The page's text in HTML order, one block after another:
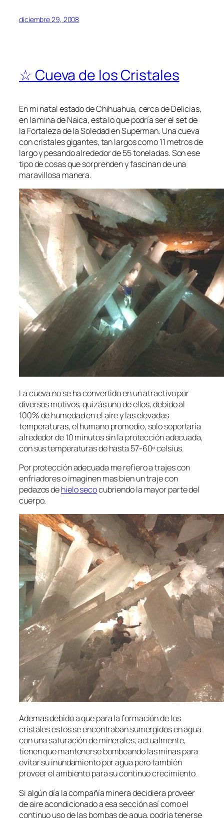
diciembre 29, 2008
☆ Cueva de los Cristales
En mi natal estado de Chihuahua, cerca de Delicias,
en la mina de Naica, esta lo que podría ser el set de
la Fortaleza de la Soledad en Superman. Una cueva
con cristales gigantes, tan largos como 11 metros de
largo y pesando alrededor de 55 toneladas. Son ese
tipo de cosas que sorprenden y fascinan de una
maravillosa manera.
La cueva no se ha convertido en un atractivo por
diversos motivos, quizás uno de ellos, debido al
100% de humedad en el aire y las elevadas
temperaturas, el humano promedio, solo soportaría
alrededor de 10 minutos sin la protección adecuada,
con sus temperaturas de hasta 57-60º celsius.
Por protección adecuada me refiero a trajes con
enfriadores o imaginen mas bien un traje con
pedazos dehielo secocubriendo la mayor parte del
cuerpo.
Ademas debido a que para la formación de los
cristales estos se encontraban sumergidos en agua
con una saturación de minerales, actualmente,
tienen que mantenerse bombeando las minas para
evitar su inundamiento por agua pero también
proveer el ambiento para su continuo crecimiento.
Si algún día la compañía minera decidiera proveer
de aire acondicionado a esa sección así como el
continuo uso de las bombas de agua, podría tenerse